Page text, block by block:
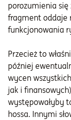
porozumienia
fragment oddaje
funkcjonowania
Przecież to
później
wycen
jak i
występowałyby
hossa. Innymi